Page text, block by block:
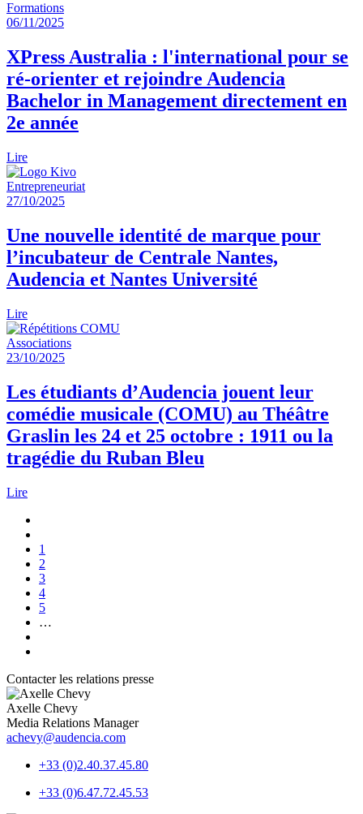
Formations
06/11/2025
XPress Australia : l'international pour se
ré-orienter et rejoindre Audencia
Bachelor in Management directement en
2e année
Lire
Entrepreneuriat
27/10/2025
Une nouvelle identité de marque pour
l’incubateur de Centrale Nantes,
Audencia et Nantes Université
Lire
Associations
23/10/2025
Les étudiants d’Audencia jouent leur
comédie musicale (COMU) au Théâtre
Graslin les 24 et 25 octobre : 1911 ou la
tragédie du Ruban Bleu
Lire
Pagination
précédente
Page
1
Page
courante
2
Page
3
Page
4
Page
5
…
Contacter les relations presse
Axelle Chevy
Media Relations Manager
achevy@audencia.com
+33 (0)2.40.37.45.80
+33 (0)6.47.72.45.53